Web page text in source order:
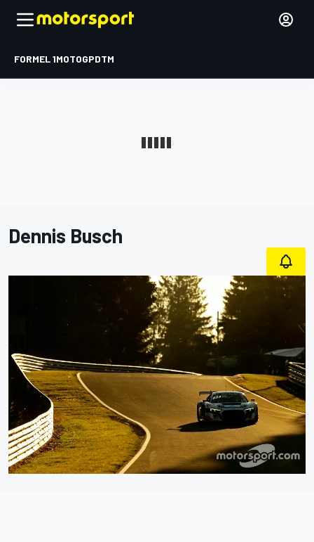
FORMEL 1MOTOGPDTM
Dennis Busch